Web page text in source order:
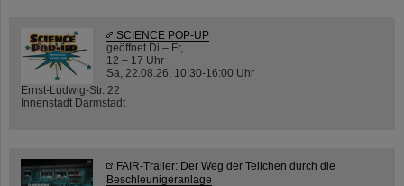
SCIENCE POP-UP
geöffnet Di – Fr,
12 – 17 Uhr
Sa, 22.08.26, 10:30-16:00 Uhr
Ernst-Ludwig-Str. 22
Innenstadt Darmstadt
FAIR-Trailer: Der Weg der Teilchen durch die
Beschleunigeranlage